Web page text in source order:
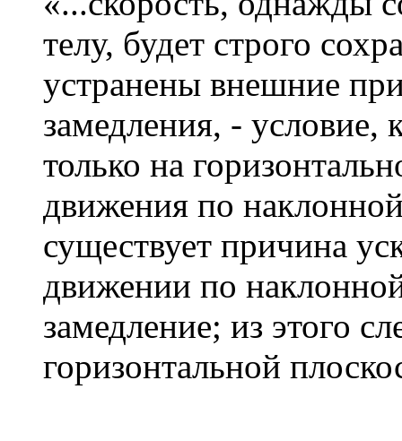
телу, будет строго
устранены внешние
замедления, - условие,
только на
движения по
существует причина
движении по
замедление; из этого
горизонтальной